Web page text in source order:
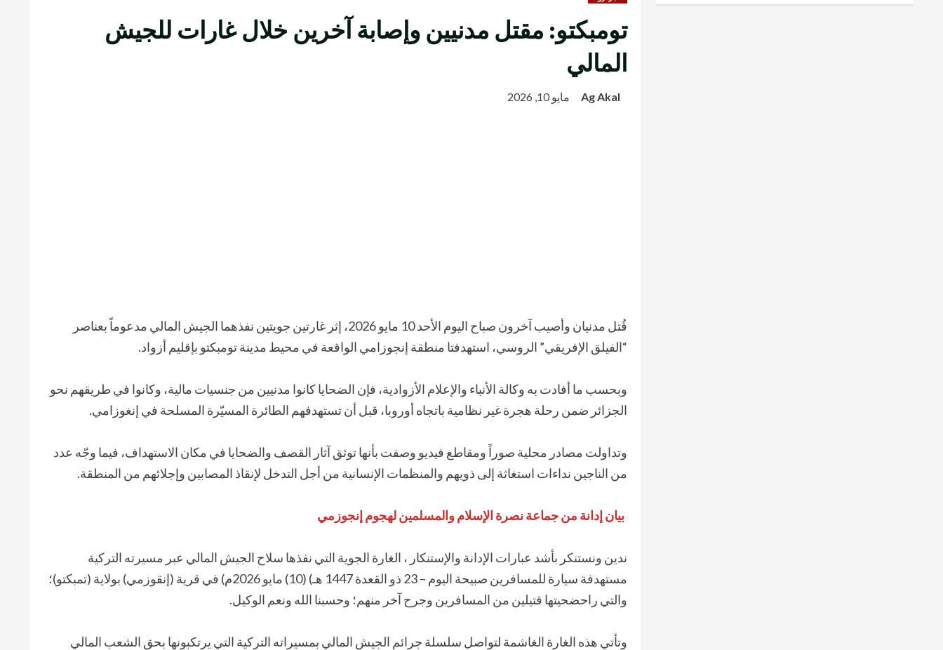
تومبكتو: مقتل مدنيين وإصابة آخرين خلال غارات للجيش
المالي
Ag Akal مايو 10, 2026
قُتل مدنيان وأصيب آخرون صباح اليوم الأحد 10 مايو 2026، إثر غارتين جويتين نفذهما الجيش المالي مدعوماً بعناصر
“الفيلق الإفريقي” الروسي، استهدفتا منطقة إنجوزامي الواقعة في محيط مدينة تومبكتو بإقليم أزواد.
وبحسب ما أفادت به وكالة الأنباء والإعلام الأزوادية، فإن الضحايا كانوا مدنيين من جنسيات مالية، وكانوا في طريقهم نحو
الجزائر ضمن رحلة هجرة غير نظامية باتجاه أوروبا، قبل أن تستهدفهم الطائرة المسيّرة المسلحة في إنغوزامي.
وتداولت مصادر محلية صوراً ومقاطع فيديو وصفت بأنها توثق آثار القصف والضحايا في مكان الاستهداف، فيما وجّه عدد
من الناجين نداءات استغاثة إلى ذويهم والمنظمات الإنسانية من أجل التدخل لإنقاذ المصابين وإجلائهم من المنطقة.
بيان إدانة من جماعة نصرة الإسلام والمسلمين لهجوم إنجوزمي
ندين ونستنكر بأشد عبارات الإدانة والإستنكار ، الغارة الجوية التي نفذها سلاح الجيش المالي عبر مسيرته التركية
مستهدفة سيارة للمسافرين صبيحة اليوم – 23 ذو القعدة 1447 هـ) (10) مايو 2026م) في قرية (إنقوزمي) بولاية (تمبكتو)؛
والتي راحضحيتها قتيلين من المسافرين وجرح آخر منهم؛ وحسبنا الله ونعم الوكيل.
وتأتي هذه الغارة الغاشمة لتواصل سلسلة جرائم الجيش المالي بمسيراته التركية التي يرتكبونها بحق الشعب المالي